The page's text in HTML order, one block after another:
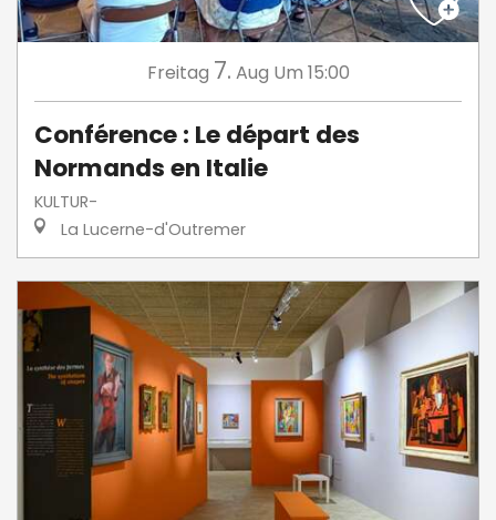
Freitag 7. Aug Um 15:00
Conférence : Le départ des
Normands en Italie
KULTUR-
La Lucerne-d'Outremer